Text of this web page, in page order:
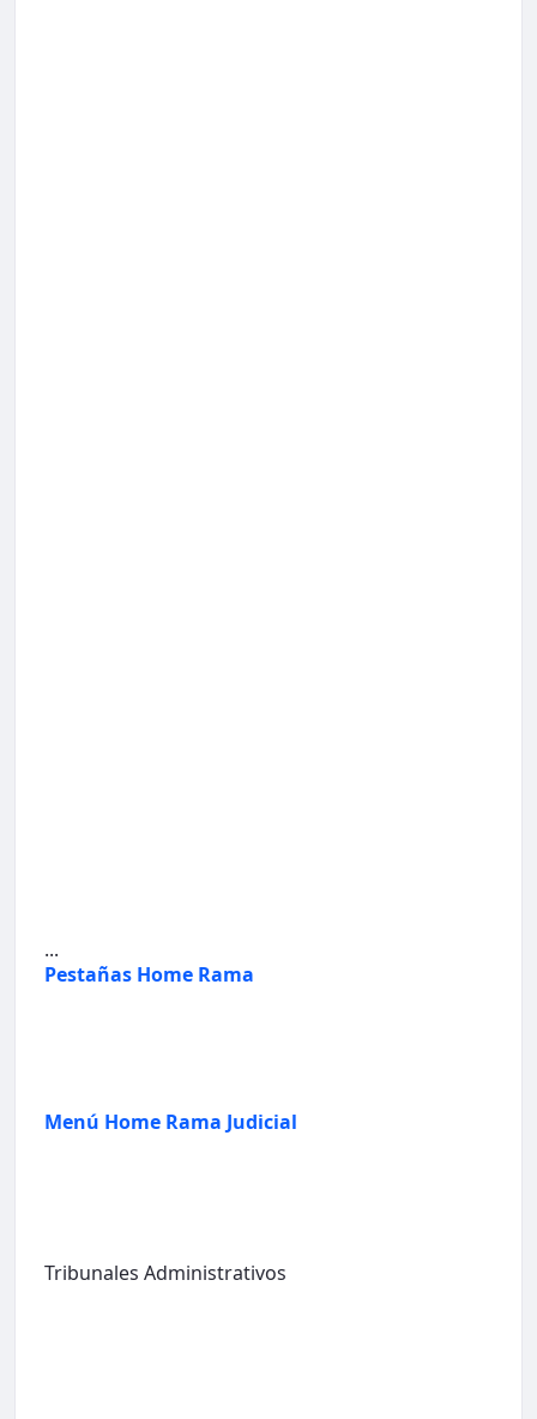
...
Pestañas Home Rama
Menú Home Rama Judicial
Tribunales Administrativos